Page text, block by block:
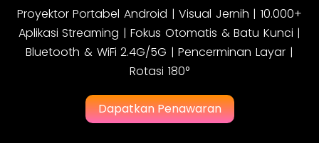
Proyektor Portabel Android | Visual Jernih | 10.000+
Aplikasi Streaming | Fokus Otomatis & Batu Kunci |
Bluetooth & WiFi 2.4G/5G | Pencerminan Layar |
Rotasi 180°
Dapatkan Penawaran